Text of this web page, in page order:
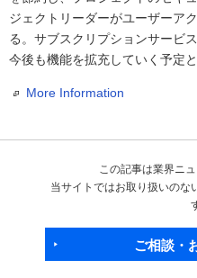
ジェクトリーダーがユーザーア
る。サブスクリプションサービ
今後も機能を拡充していく予定と
More Information
この記事は業界ニ
当サイトではお取り扱いのな
ご相談・